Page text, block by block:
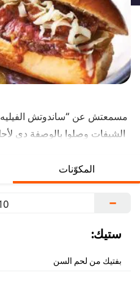
مسمعتش عن “ساندوتش الفيليه
الشيفات وصلوا بالوصفة دي
المكوّنات
ستيك:
بفتيك من لحم السن